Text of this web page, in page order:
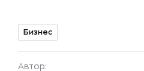
Бизнес
Автор: